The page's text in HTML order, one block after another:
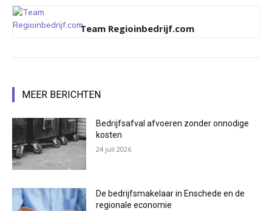
Team Regioinbedrijf.com
MEER BERICHTEN
Bedrijfsafval afvoeren zonder onnodige
kosten
24 juli 2026
De bedrijfsmakelaar in Enschede en de
regionale economie